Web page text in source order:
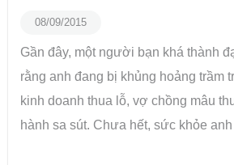
08/09/2015
Gần đây, một người bạn khá thành
rằng anh đang bị khủng hoảng trầm
kinh doanh thua lỗ, vợ chồng mâu
hành sa sút. Chưa hết, sức khỏe